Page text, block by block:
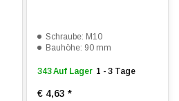
Schraube: M10
Bauhöhe: 90 mm
343 Auf Lager 1 - 3 Tage
€ 4,63 *